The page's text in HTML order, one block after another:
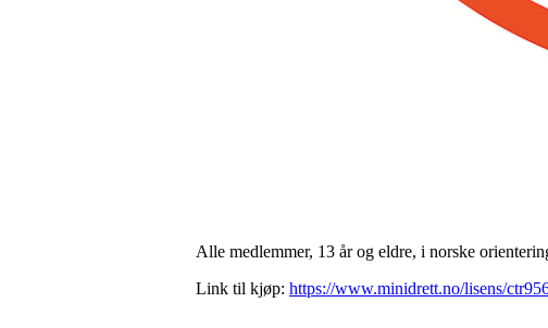
Alle medlemmer, 13 år og eldre, i norske
Link til kjøp: https://www.minidrett.no/lisens/